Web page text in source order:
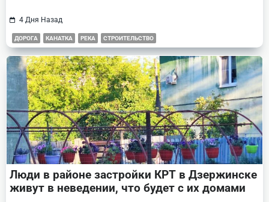
4 Дня Назад
ДОРОГА КАНАТКА РЕКА СТРОИТЕЛЬСТВО
Люди в районе застройки КРТ в Дзержинске
живут в неведении, что будет с их домами